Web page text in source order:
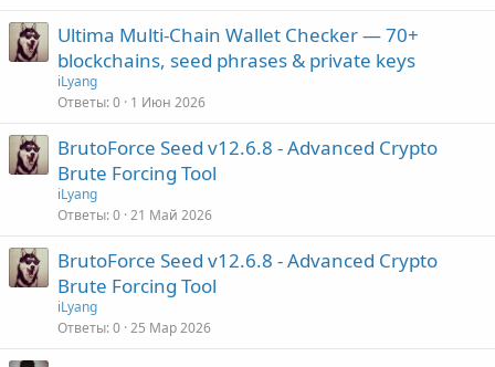
Ultima Multi-Chain Wallet Checker — 70+
blockchains, seed phrases & private keys
iLyang
Ответы 0 1 Июн 2026
BrutoForce Seed v12.6.8 - Advanced Crypto
Brute Forcing Tool
iLyang
Ответы 0 21 Май 2026
BrutoForce Seed v12.6.8 - Advanced Crypto
Brute Forcing Tool
iLyang
Ответы 0 25 Мар 2026